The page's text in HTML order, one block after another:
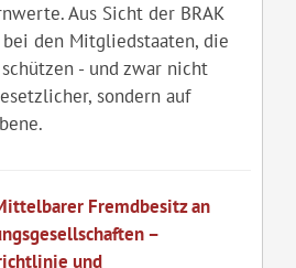
Aus Sicht der BRAK
den Mitgliedstaaten, die
- und zwar nicht
sondern auf
Fremdbesitz an
–
und